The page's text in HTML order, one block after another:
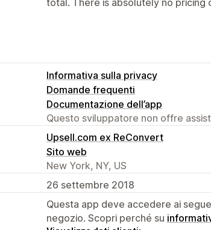
Informativa sulla privacy
Domande frequenti
Documentazione dell’app
Questo sviluppatore non offre
Upsell.com ex ReConvert
Sito web
New York, NY, US
26 settembre 2018
Questa app deve accedere ai
negozio. Scopri perché su